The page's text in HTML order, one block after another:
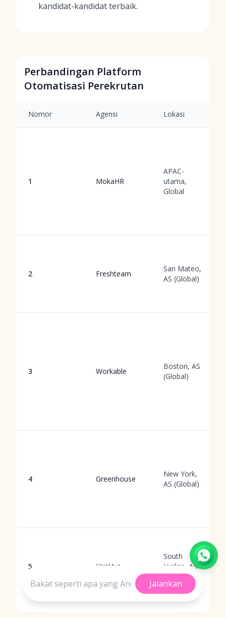
kandidat-kandidat terbaik.
Perbandingan Platform
Otomatisasi Perekrutan
Nomor Agensi Lokasi
1 MokaHR
APAC-
utama,
Global
2 Freshteam
San Mateo,
AS (Global)
3 Workable
Boston, AS
(Global)
4 Greenhouse
New York,
AS (Global)
5 HireVue
South
Jordan, AS
(Global)
Jalankan